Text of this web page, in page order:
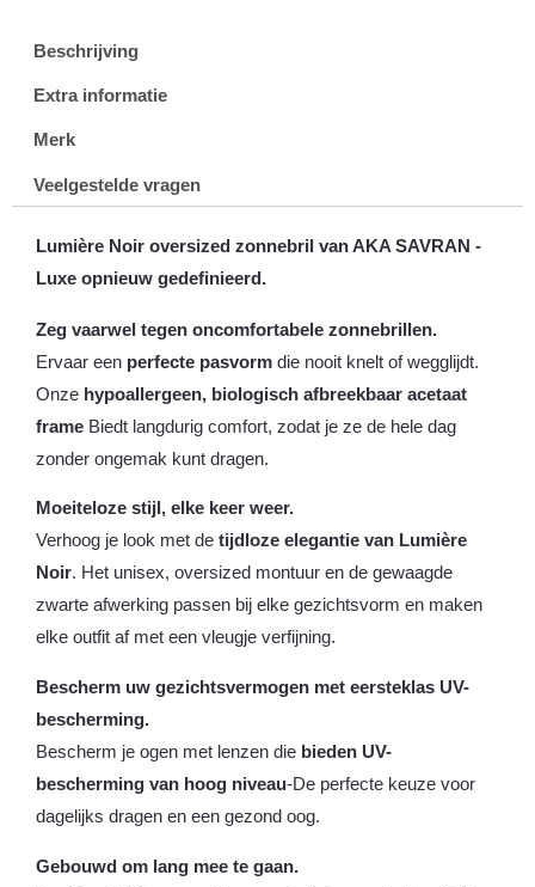
Beschrijving
Extra informatie
Merk
Veelgestelde vragen
Lumière Noir oversized zonnebril van AKA SAVRAN -
Luxe opnieuw gedefinieerd.
Zeg vaarwel tegen oncomfortabele zonnebrillen.
Ervaar een perfecte pasvorm die nooit knelt of wegglijdt.
Onze hypoallergeen, biologisch afbreekbaar acetaat
frame Biedt langdurig comfort, zodat je ze de hele dag
zonder ongemak kunt dragen.
Moeiteloze stijl, elke keer weer.
Verhoog je look met de tijdloze elegantie van Lumière
Noir. Het unisex, oversized montuur en de gewaagde
zwarte afwerking passen bij elke gezichtsvorm en maken
elke outfit af met een vleugje verfijning.
Bescherm uw gezichtsvermogen met eersteklas UV-
bescherming.
Bescherm je ogen met lenzen die bieden UV-
bescherming van hoog niveau-De perfecte keuze voor
dagelijks dragen en een gezond oog.
Gebouwd om lang mee te gaan.